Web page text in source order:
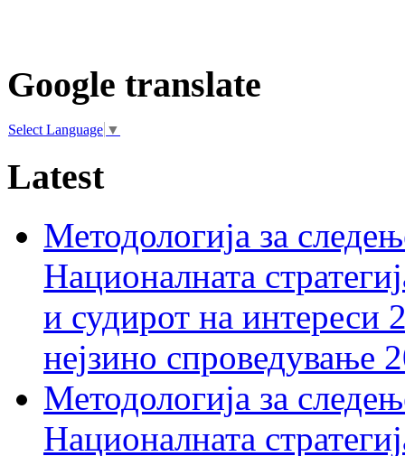
Google translate
Select Language ▼
Latest
Методологија за
Националната
и судирот на интереси
нејзино спроведување
Методологија за
Националната